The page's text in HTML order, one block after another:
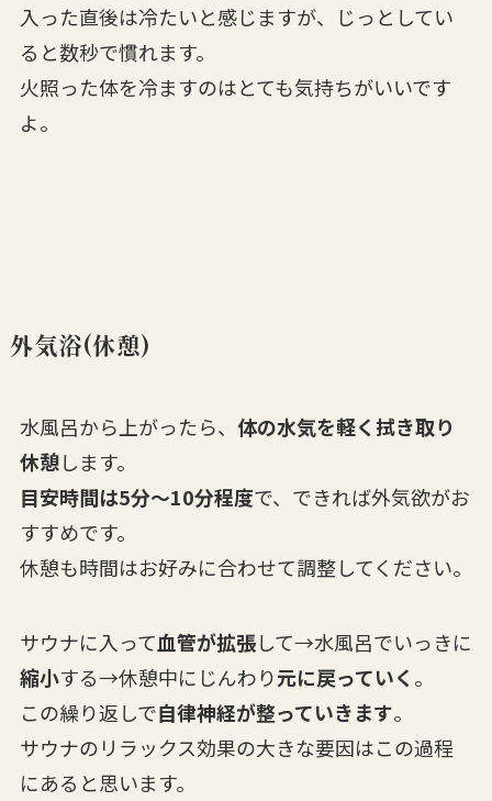
入った直後は冷たいと感じますが、じっとしてい
ると数秒で慣れます。
火照った体を冷ますのはとても気持ちがいいです
よ。
外気浴(休憩)
水風呂から上がったら、 体の水気を軽く拭き取り
休憩します。
目安時間は5分〜10分程度で、できれば外気欲がお
すすめです。
休憩も時間はお好みに合わせて調整してください。
サウナに入って血管が拡張して→水風呂でいっきに
縮小する→休憩中にじんわり元に戻っていく 。
この繰り返しで自律神経が整っていきます。
サウナのリラックス効果の大きな要因はこの過程
にあると思います。